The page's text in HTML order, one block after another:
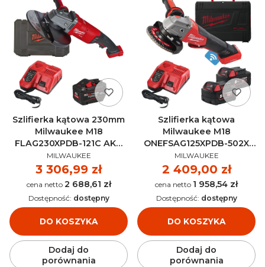
Szlifierka kątowa 230mm
Milwaukee M18
FLAG230XPDB-121C AKU
18V (12.0 Ah) - 4933464115
PRODUCENT
MILWAUKEE
Cena
3 306,99 zł
Cena 2 688,61 zł
DO KOSZYKA
Dostępność: dostępny
Dodaj do
porównania
Szlifierka kątowa
Milwaukee M18
ONEFSAG125XPDB-502X
AKU 18V (2x 5.0 Ah) -
4933478435
PRODUCENT
MILWAUKEE
Cena
2 409,00 zł
Cena 1 958,54 zł
DO KOSZYKA
Dostępność: dostępny
Dodaj do
porównania